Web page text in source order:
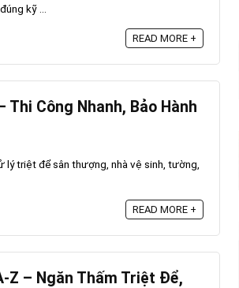
kỹ ...
READ MORE +
Thi Công Nhanh, Bảo Hành
triệt để sân thượng, nhà vệ sinh, tường,
READ MORE +
Z – Ngăn Thấm Triệt Để,